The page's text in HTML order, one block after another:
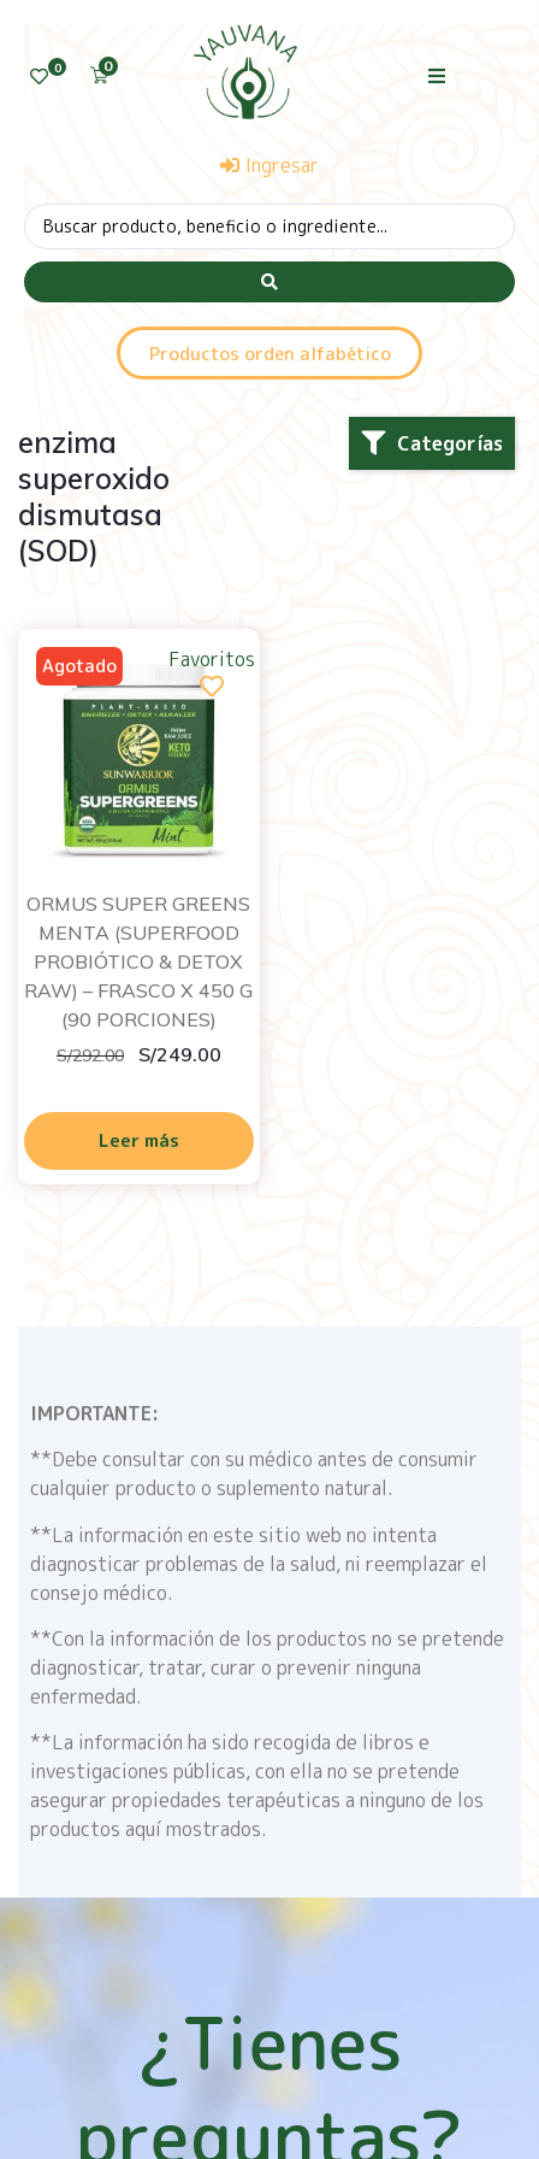
0 0
Ingresar
Productos orden alfabético
Categorías
enzima
superoxido
dismutasa
(SOD)
ORMUS SUPER GREENS
MENTA (SUPERFOOD
PROBIÓTICO & DETOX
RAW) – FRASCO X 450 G
(90 PORCIONES)
S/292.00 S/249.00
Leer más
Favoritos
IMPORTANTE:
**Debe consultar con su médico antes de consumir
cualquier producto o suplemento natural.
**La información en este sitio web no intenta
diagnosticar problemas de la salud, ni reemplazar el
consejo médico.
**Con la información de los productos no se pretende
diagnosticar, tratar, curar o prevenir ninguna
enfermedad.
**La información ha sido recogida de libros e
investigaciones públicas, con ella no se pretende
asegurar propiedades terapéuticas a ninguno de los
productos aquí mostrados.
¿Tienes
preguntas?